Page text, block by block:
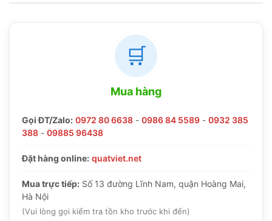
🛒
Mua hàng
Gọi ĐT/Zalo: 0972 80 6638 - 0986 84 5589 - 0932 385
388 - 09885 96438
Đặt hàng online: quatviet.net
Mua trực tiếp: Số 13 đường Lĩnh Nam, quận Hoàng Mai,
Hà Nội
(Vui lòng gọi kiểm tra tồn kho trước khi đến)